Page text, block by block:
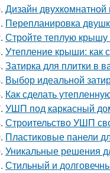
Дизайн
Перепланировка
Стройте теплую
Утепление крыши: как
Затирка для плитки в
Выбор идеальной
Как сделать
УШП под каркасный
Строительство УШП
Пластиковые панели
Уникальные решения
Стильный и